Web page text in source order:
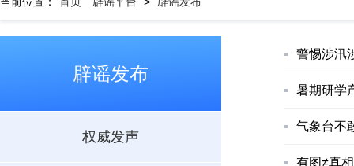
辟谣发布
权威发声
警惕涉汛
暑期研学
气象台不
有图≠真